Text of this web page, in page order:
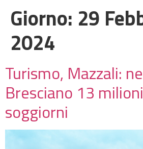
Giorno: 29
2024
Turismo, Mazzali:
Bresciano 13
soggiorni